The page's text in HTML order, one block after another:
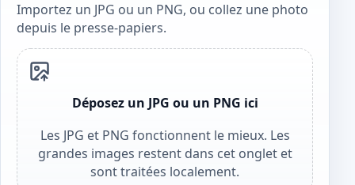
Importez un JPG ou un PNG, ou collez une photo
depuis le presse-papiers.
Déposez un JPG ou un PNG ici
Les JPG et PNG fonctionnent le mieux. Les
grandes images restent dans cet onglet et
sont traitées localement.